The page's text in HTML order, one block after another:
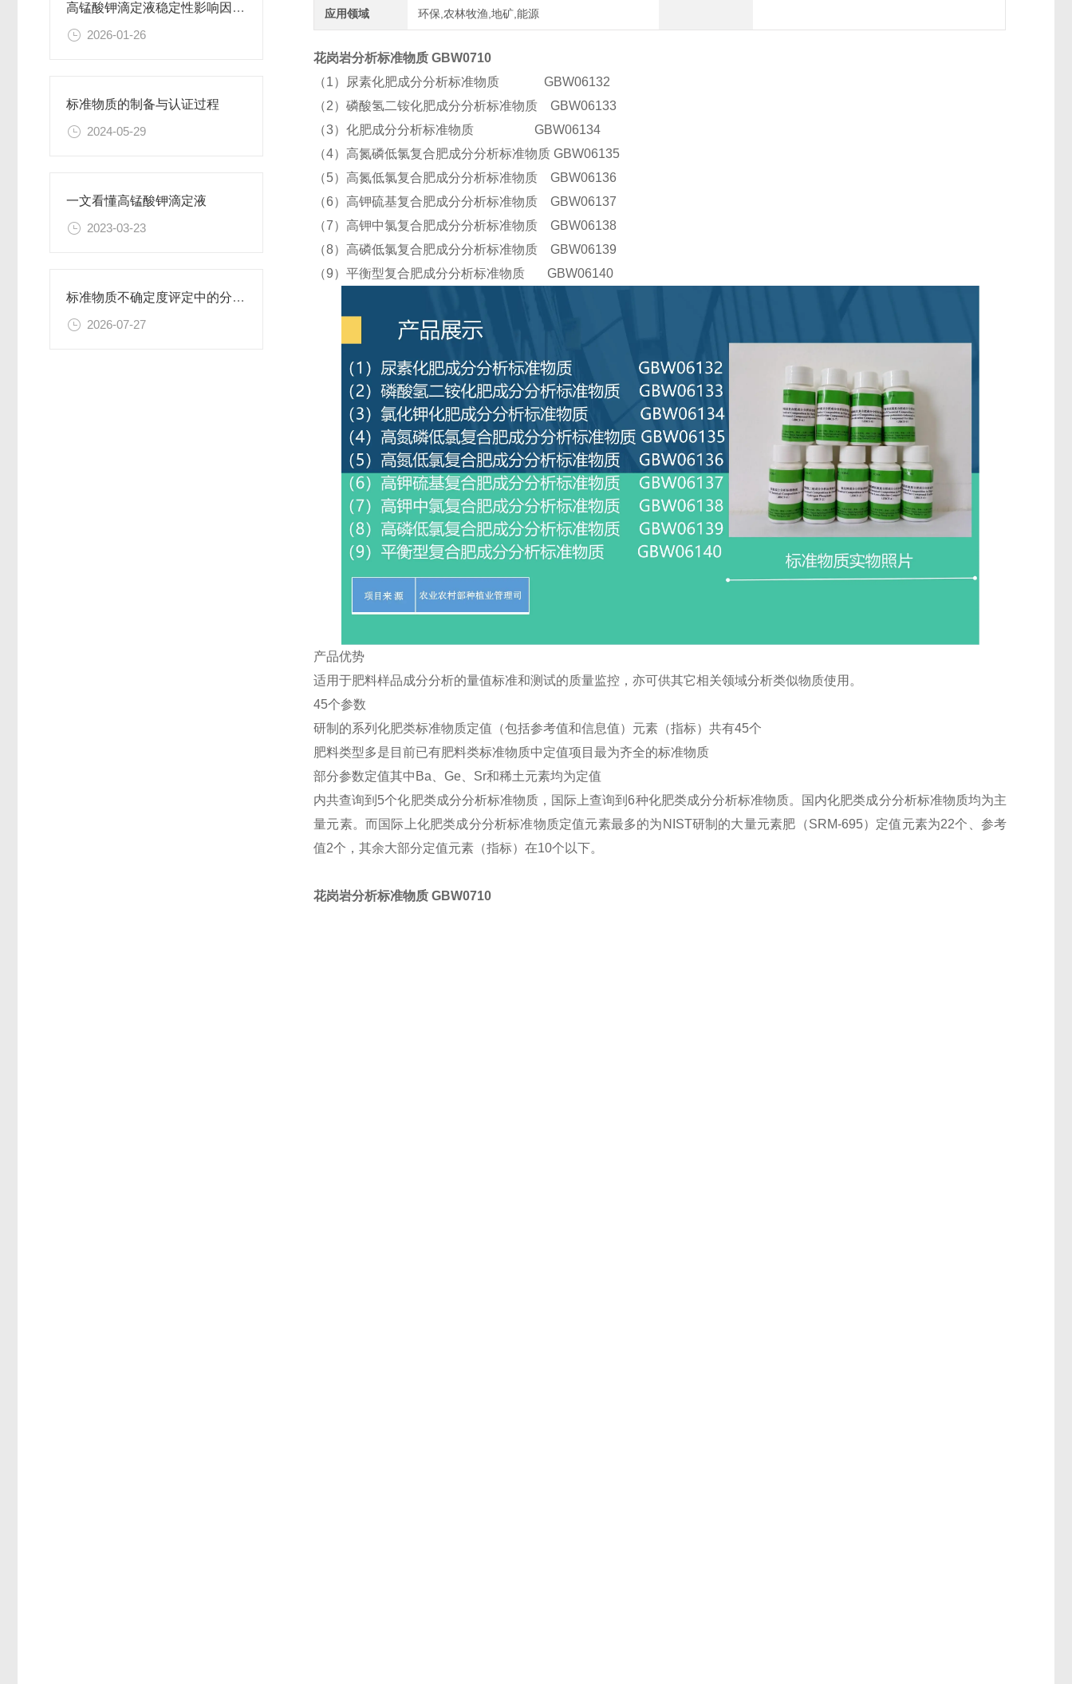
高锰酸钾滴定液稳定性影响因素及保存期限研究
2026-01-26
标准物质的制备与认证过程
2024-05-29
一文看懂高锰酸钾滴定液
2023-03-23
标准物质不确定度评定中的分量识别与量化计算方法
2026-07-27
应用领域 环保,农林牧渔,地矿,能源
花岗岩分析标准物质 GBW0710
（1）尿素化肥成分分析标准物质 GBW06132
（2）磷酸氢二铵化肥成分分析标准物质 GBW06133
（3）化肥成分分析标准物质 GBW06134
（4）高氮磷低氯复合肥成分分析标准物质 GBW06135
（5）高氮低氯复合肥成分分析标准物质 GBW06136
（6）高钾硫基复合肥成分分析标准物质 GBW06137
（7）高钾中氯复合肥成分分析标准物质 GBW06138
（8）高磷低氯复合肥成分分析标准物质 GBW06139
（9）平衡型复合肥成分分析标准物质 GBW06140
产品优势
适用于肥料样品成分分析的量值标准和测试的质量监控，亦可供其它相关领域分析类似物质使用。
45个参数
研制的系列化肥类标准物质定值（包括参考值和信息值）元素（指标）共有45个
肥料类型多是目前已有肥料类标准物质中定值项目最为齐全的标准物质
部分参数定值其中Ba、Ge、Sr和稀土元素均为定值
内共查询到5个化肥类成分分析标准物质，国际上查询到6种化肥类成分分析标准物质。国内化肥类成分分析标准物质均为主
量元素。而国际上化肥类成分分析标准物质定值元素最多的为NIST研制的大量元素肥（SRM-695）定值元素为22个、参考
值2个，其余大部分定值元素（指标）在10个以下。
花岗岩分析标准物质 GBW0710